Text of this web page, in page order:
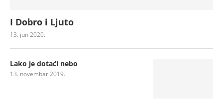
I Dobro i Ljuto
13. jun 2020.
Lako je dotaći nebo
13. novembar 2019.